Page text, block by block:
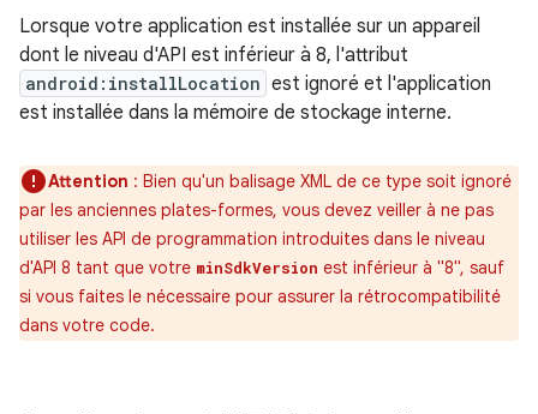
Lorsque votre application est installée sur un appareil
dont le niveau d'API est inférieur à 8, l'attribut
android:installLocation est ignoré et l'application
est installée dans la mémoire de stockage interne.
Attention : Bien qu'un balisage XML de ce type soit ignoré
par les anciennes plates-formes, vous devez veiller à ne pas
utiliser les API de programmation introduites dans le niveau
d'API 8 tant que votre minSdkVersion est inférieur à "8", sauf
si vous faites le nécessaire pour assurer la rétrocompatibilité
dans votre code.